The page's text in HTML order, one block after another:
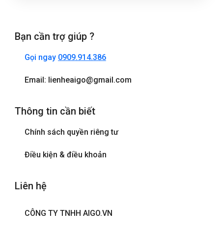
Bạn cần trợ giúp ?
Gọi ngay 0909.914.386
Email: lienheaigo@gmail.com
Thông tin cần biết
Chính sách quyền riêng tư
Điều kiện & điều khoản
Liên hệ
CÔNG TY TNHH AIGO.VN